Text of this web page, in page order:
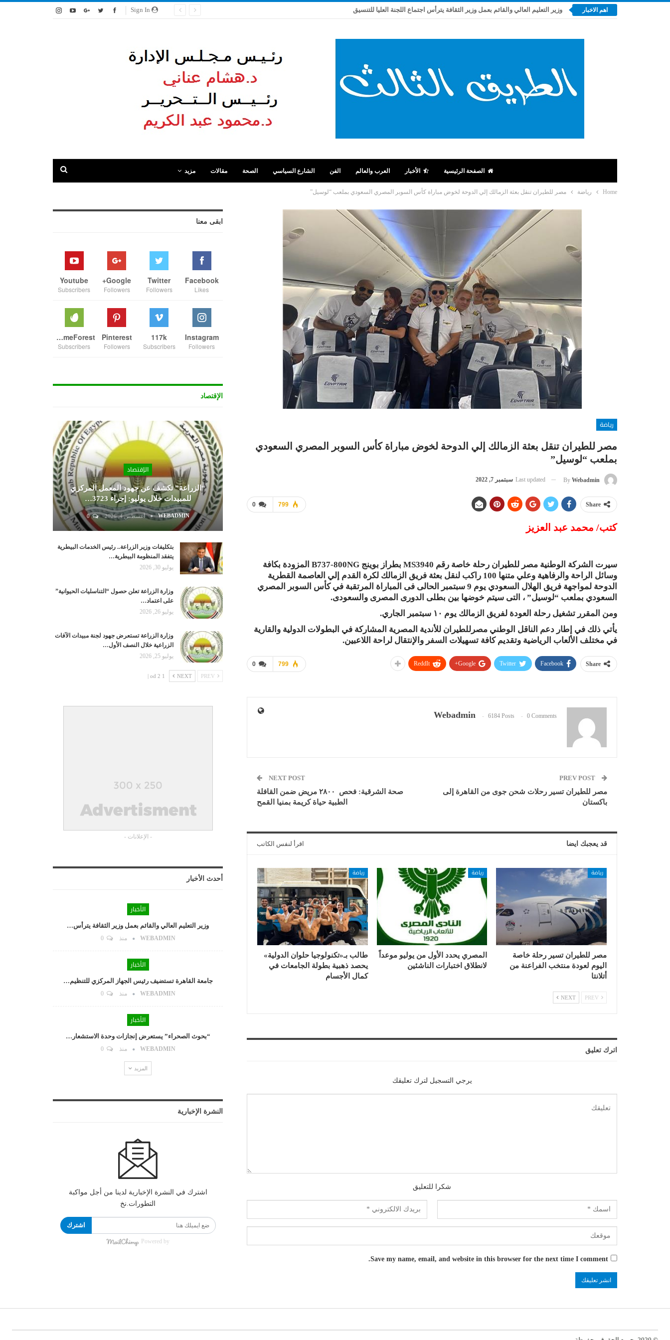
اهم الاخبار وزير التعليم العالي والقائم بعمل وزير الثقافة يترأس اجتماع اللجنة العليا للتنسيق
الصفحة الرئيسية الأخبار العرب والعالم الفن الشارع السياسي الصحة مقالات مزيد
Home رياضة مصر للطيران تنقل بعثة الزمالك إلي الدوحة لخوض مباراة كأس السوبر المصري السعودي بملعب “لوسيل”
رياضة
مصر للطيران تنقل بعثة الزمالك إلي الدوحة لخوض مباراة كأس السوبر المصري السعودي
بملعب “لوسيل”
By Webadmin
Last updated سبتمبر 7, 2022
0 799 Share
كتب/ محمد عبد العزيز
سيرت الشركة الوطنية مصر للطيران رحلة خاصة رقم MS3940 بطراز بوينج B737-800NG المزودة بكافة
وسائل الراحة والرفاهية وعلي متنها 100 راكب لنقل بعثة فريق الزمالك لكرة القدم إلي العاصمة القطرية
الدوحة لمواجهة فريق الهلال السعودي يوم 9 سبتمبر الحالى فى المباراة المرتقبة في كأس السوبر المصري
السعودي بملعب “لوسيل” ، التى سيتم خوضها بين بطلى الدورى المصرى والسعودى.
ومن المقرر تشغيل رحلة العودة لفريق الزمالك يوم ١٠ سبتمبر الجاري.
يأتي ذلك في إطار دعم الناقل الوطني مصرللطيران للأندية المصرية المشاركة في البطولات الدولية والقارية
في مختلف الألعاب الرياضية وتقديم كافة تسهيلات السفر والإنتقال لراحة اللاعبين.
0 799 Share
Facebook
Twitter
Google+
ReddIt
Webadmin 6184 Posts 0 Comments
مصر للطيران تسير رحلات شحن جوى من القاهرة إلى
باكستان
NEXT POST
صحة الشرقية: فحص ٢٨٠٠ مريض ضمن القافلة
الطبية حياة كريمة بمنيا القمح
قد يعجبك ايضا اقرأ لنفس الكاتب
رياضة
مصر للطيران تسير رحلة خاصة
اليوم لعودة منتخب الفراعنة من
أتلانتا
رياضة
المصري يحدد الأول من يوليو موعداً
لانطلاق اختبارات الناشئين
رياضة
طالب بـ«تكنولوجيا حلوان الدولية»
يحصد ذهبية بطولة الجامعات في
كمال الأجسام
NEXT
اترك تعليق
يرجي التسجيل لترك تعليقك
شكرا للتعليق
Save my name, email, and website in this browser for the next time I comment.
ابقى معنا
Facebook
Likes
Twitter
Followers
Google+
Followers
Youtube
Subscribers
Instagram
Followers
117k
Subscribers
Pinterest
Followers
ThemeForest
Subscribers
الإقتصاد
الإقتصاد
“الزراعة” تكشف عن جهود المعمل المركزي
للمبيدات خلال يوليو: إجراء 3723…
WEBADMIN أغسطس 4, 2026 0
بتكليفات وزير الزراعة.. رئيس الخدمات البيطرية
يتفقد المنظومة البيطرية…
يوليو 30, 2026
وزارة الزراعة تعلن حصول “التناسليات الحيوانية”
على اعتماد…
يوليو 26, 2026
وزارة الزراعة تستعرض جهود لجنة مبيدات الآفات
الزراعية خلال النصف الأول…
يوليو 25, 2026
NEXT
1 od 2 |
- الإعلانات -
أحدث الأخبار
الأخبار
وزير التعليم العالي والقائم بعمل وزير الثقافة يترأس…
WEBADMIN منذ 0
الأخبار
جامعة القاهرة تستضيف رئيس الجهاز المركزي للتنظيم…
WEBADMIN منذ 0
الأخبار
“بحوث الصحراء” يستعرض إنجازات وحدة الاستشعار…
WEBADMIN منذ 0
المزيد
النشرة الإخبارية
اشترك في النشرة الإخبارية لدينا من أجل مواكبة
التطورات.نخ
اشترك
Powered by